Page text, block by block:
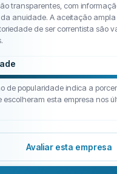
transparentes, com
anuidade. A aceitação ampla
de ser correntista são
de popularidade indica a
escolheram esta empresa nos
Avaliar esta empresa